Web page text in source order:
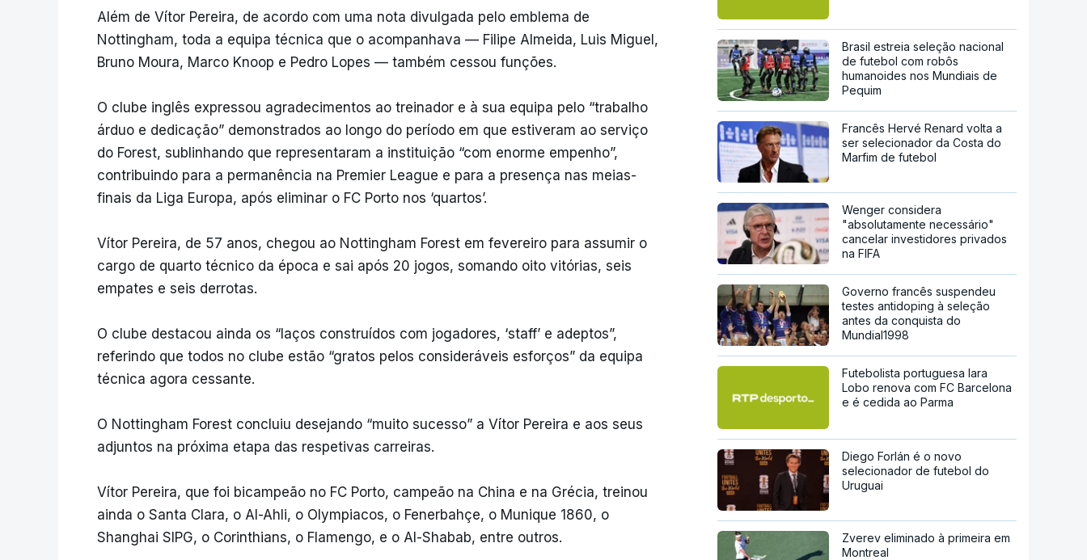
Além de Vítor Pereira, de acordo com uma nota divulgada pelo emblema de
Nottingham, toda a equipa técnica que o acompanhava — Filipe Almeida, Luis Miguel,
Bruno Moura, Marco Knoop e Pedro Lopes — também cessou funções.
O clube inglês expressou agradecimentos ao treinador e à sua equipa pelo “trabalho
árduo e dedicação” demonstrados ao longo do período em que estiveram ao serviço
do Forest, sublinhando que representaram a instituição “com enorme empenho”,
contribuindo para a permanência na Premier League e para a presença nas meias-
finais da Liga Europa, após eliminar o FC Porto nos ‘quartos’.
Vítor Pereira, de 57 anos, chegou ao Nottingham Forest em fevereiro para assumir o
cargo de quarto técnico da época e sai após 20 jogos, somando oito vitórias, seis
empates e seis derrotas.
O clube destacou ainda os “laços construídos com jogadores, ‘staff’ e adeptos”,
referindo que todos no clube estão “gratos pelos consideráveis esforços” da equipa
técnica agora cessante.
O Nottingham Forest concluiu desejando “muito sucesso” a Vítor Pereira e aos seus
adjuntos na próxima etapa das respetivas carreiras.
Vítor Pereira, que foi bicampeão no FC Porto, campeão na China e na Grécia, treinou
ainda o Santa Clara, o Al-Ahli, o Olympiacos, o Fenerbahçe, o Munique 1860, o
Shanghai SIPG, o Corinthians, o Flamengo, e o Al-Shabab, entre outros.
Brasil estreia seleção nacional
de futebol com robôs
humanoides nos Mundiais de
Pequim
Francês Hervé Renard volta a
ser selecionador da Costa do
Marfim de futebol
Wenger considera
"absolutamente necessário"
cancelar investidores privados
na FIFA
Governo francês suspendeu
testes antidoping à seleção
antes da conquista do
Mundial1998
Futebolista portuguesa Iara
Lobo renova com FC Barcelona
e é cedida ao Parma
Diego Forlán é o novo
selecionador de futebol do
Uruguai
Zverev eliminado à primeira em
Montreal